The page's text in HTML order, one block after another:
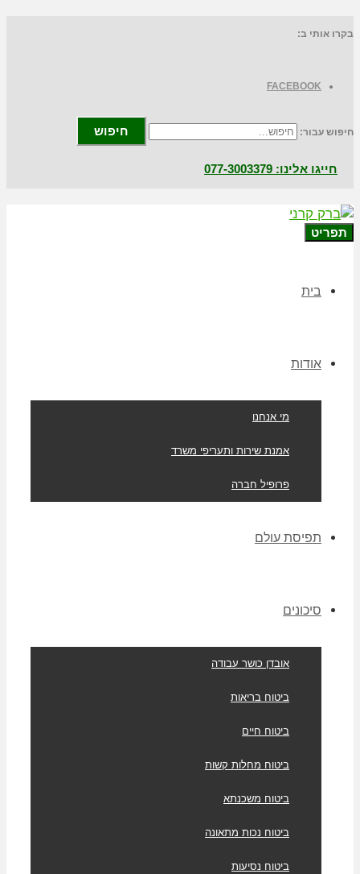
בקרו אותי ב:
FACEBOOK
חיפוש עבור: חיפוש
חייגו אלינו: 077-3003379
תפריט
בית
אודות
מי אנחנו
אמנת שירות ותעריפי משרד
פרופיל חברה
תפיסת עולם
סיכונים
אובדן כושר עבודה
ביטוח בריאות
ביטוח חיים
ביטוח מחלות קשות
ביטוח משכנתא
ביטוח נכות מתאונה
ביטוח נסיעות